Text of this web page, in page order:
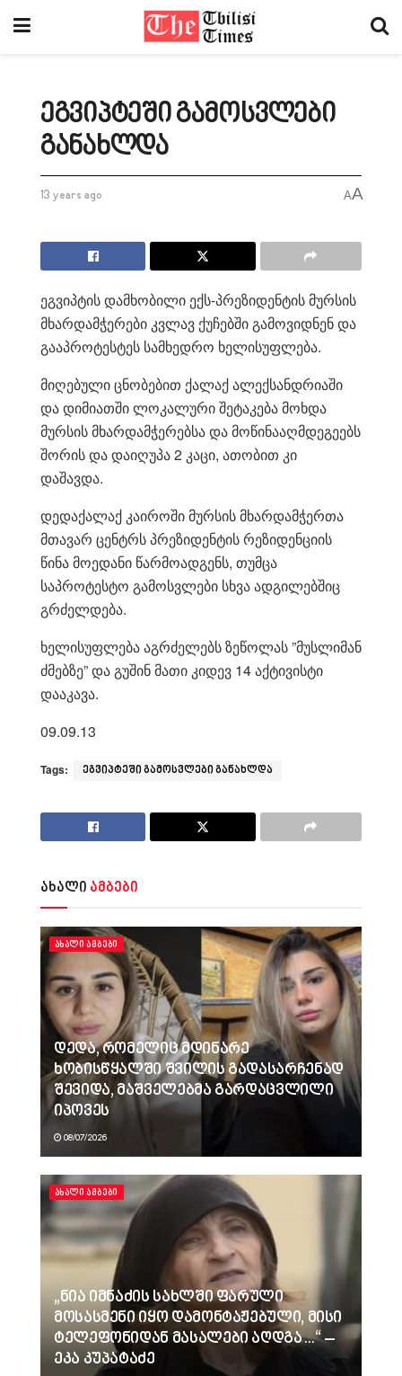
ეგვიპტეში გამოსვლები
განახლდა
13 years ago AA
ეგვიპტის დამხობილი ექს-პრეზიდენტის მურსის
მხარდამჭერები კვლავ ქუჩებში გამოვიდნენ და
გააპროტესტეს სამხედრო ხელისუფლება.
მიღებული ცნობებით ქალაქ ალექსანდრიაში
და დიმიათში ლოკალური შეტაკება მოხდა
მურსის მხარდამჭერებსა და მოწინააღმდეგეებს
შორის და დაიღუპა 2 კაცი, ათობით კი
დაშავდა.
დედაქალაქ კაიროში მურსის მხარდამჭერთა
მთავარ ცენტრს პრეზიდენტის რეზიდენციის
წინა მოედანი წარმოადგენს, თუმცა
საპროტესტო გამოსვლები სხვა ადგილებშიც
გრძელდება.
ხელისუფლება აგრძელებს ზეწოლას ”მუსლიმან
ძმებზე” და გუშინ მათი კიდევ 14 აქტივისტი
დააკავა.
09.09.13
Tags: ეგვიპტეში გამოსვლები განახლდა
ახალი ამბები
ᲐᲮᲐᲚᲘ ᲐᲛᲑᲔᲑᲘ
დედა, რომელიც მდინარე
ხობისწყალში შვილის გადასარჩენად
შევიდა, მაშველებმა გარდაცვლილი
იპოვეს
08/07/2026
ᲐᲮᲐᲚᲘ ᲐᲛᲑᲔᲑᲘ
„ნია იმნაძის სახლში ფარული
მოსასმენი იყო დამონტაჟებული, მისი
ტელეფონიდან მასალები აღდგა…“ –
ეკა კუპატაძე